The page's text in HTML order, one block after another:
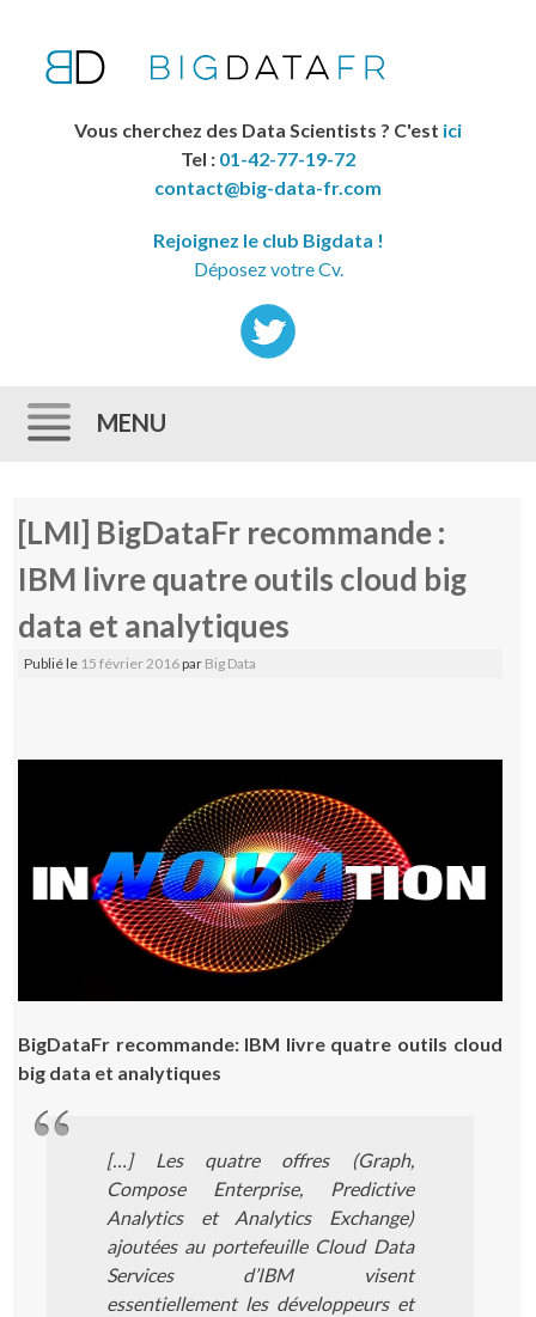
Vous cherchez des Data Scientists ? C'est ici
Tel : 01-42-77-19-72
contact@big-data-fr.com
Rejoignez le club Bigdata !
Déposez votre Cv.
MENU
[LMI] BigDataFr recommande :
IBM livre quatre outils cloud big
data et analytiques
Publié le 15 février 2016par Big Data
BigDataFr recommande: IBM livre quatre outils cloud
big data et analytiques
[…] Les quatre offres (Graph,
Compose Enterprise, Predictive
Analytics et Analytics Exchange)
ajoutées au portefeuille Cloud Data
Services d’IBM visent
essentiellement les développeurs et